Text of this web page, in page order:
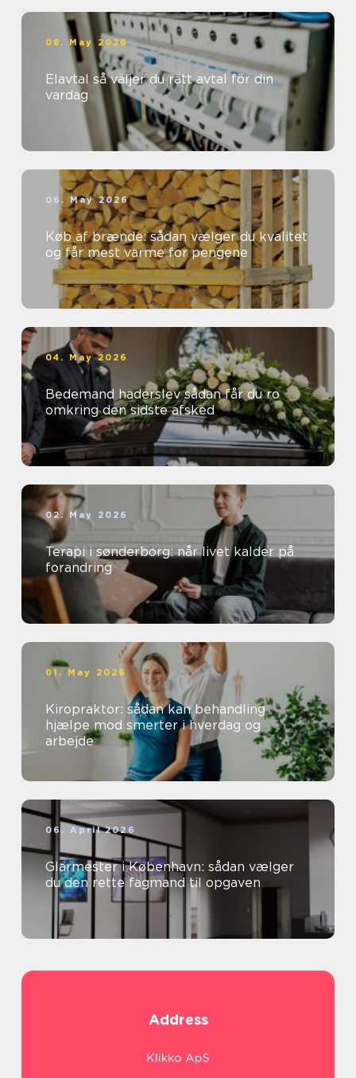
08. May 2026
Elavtal så väljer du rätt avtal för din
vardag
06. May 2026
Køb af brænde: sådan vælger du kvalitet
og får mest varme for pengene
04. May 2026
Bedemand haderslev sådan får du ro
omkring den sidste afsked
02. May 2026
Terapi i sønderborg: når livet kalder på
forandring
01. May 2026
Kiropraktor: sådan kan behandling
hjælpe mod smerter i hverdag og
arbejde
06. April 2026
Glarmester i København: sådan vælger
du den rette fagmand til opgaven
Address